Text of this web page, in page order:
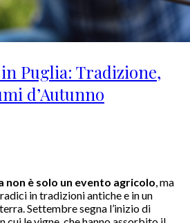
Puglia: Tradizione,
d’Autunno
non è solo un evento agricolo , ma
in tradizioni antiche e in un
Settembre segna l’inizio di